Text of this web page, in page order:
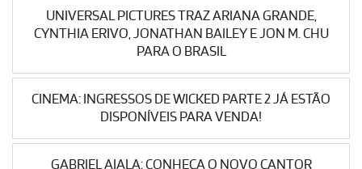
UNIVERSAL PICTURES TRAZ ARIANA GRANDE,
CYNTHIA ERIVO, JONATHAN BAILEY E JON M. CHU
PARA O BRASIL
CINEMA: INGRESSOS DE WICKED PARTE 2 JÁ ESTÃO
DISPONÍVEIS PARA VENDA!
GABRIEL AIALA: CONHEÇA O NOVO CANTOR